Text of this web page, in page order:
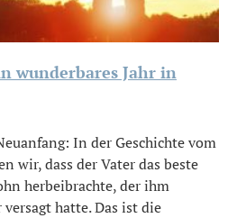
wunderbares Jahr in
In der Geschichte vom
wir, dass der Vater das beste
herbeibrachte, der ihm
versagt hatte. Das ist die